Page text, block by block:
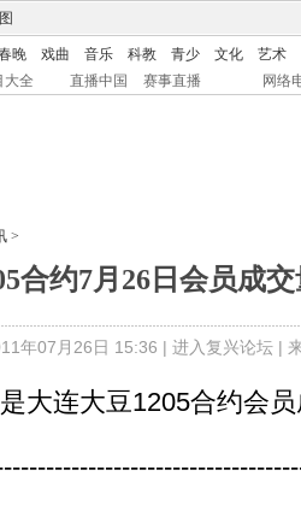
晚 戏曲 音乐 科教 青少 文化
艺术
大全 直播中国 赛事直播 网络
>
合约7月26日会员成
年07月26日 15:36 | 进入复兴论坛|
连大豆1205合约会员